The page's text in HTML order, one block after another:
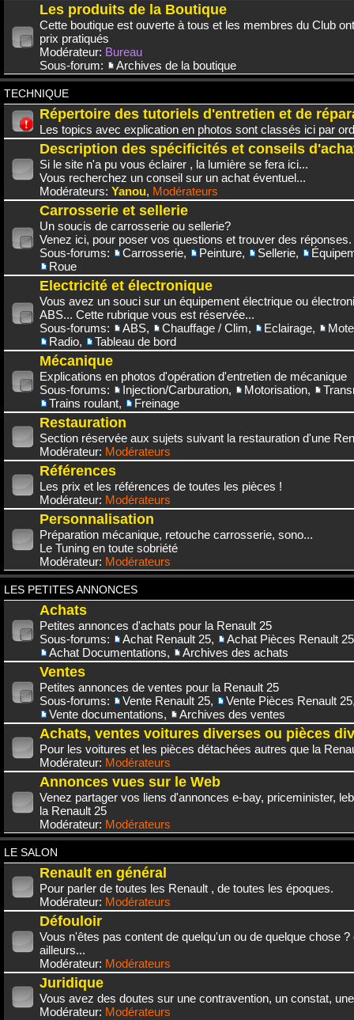
Les produits de la Boutique
Cette boutique est ouverte à tous et les membres du Club
prix pratiqués
Modérateur: Bureau
Sous-forum:
Archives de la boutique
TECHNIQUE
Répertoire des tutoriels d'entretien et de
Les topics avec explication en photos sont classés ici par
Description des spécificités et conseils
Si le site n'a pu vous éclairer , la lumière se fera ici...
Vous recherchez un conseil sur un achat éventuel...
Modérateurs: Yanou, Modérateurs
Carrosserie et sellerie
Un soucis de carrosserie ou sellerie?
Venez ici, pour poser vos questions et trouver des réponses.
Sous-forums:
Carrosserie, Peinture, Sellerie,
Roue
Electricité et électronique
Vous avez un souci sur un équipement électrique ou
ABS... Cette rubrique vous est réservée...
Sous-forums:
ABS, Chauffage / Clim, Eclairage,
Radio, Tableau de bord
Mécanique
Explications en photos d'opération d'entretien de mécanique
Sous-forums:
Injection/Carburation, Motorisation,
Trains roulant, Freinage
Restauration
Section réservée aux sujets suivant la restauration d'une
Modérateur: Modérateurs
Références
Les prix et les références de toutes les pièces !
Modérateur: Modérateurs
Personnalisation
Préparation mécanique, retouche carrosserie, sono...
Le Tuning en toute sobriété
Modérateur: Modérateurs
LES PETITES ANNONCES
Achats
Petites annonces d'achats pour la Renault 25
Sous-forums:
Achat Renault 25,
Achat Pièces Renault 25
Achat Documentations, Archives des achats
Ventes
Petites annonces de ventes pour la Renault 25
Sous-forums:
Vente Renault 25, Vente Pièces Renault 25
Vente documentations, Archives des ventes
Achats, ventes voitures diverses ou pièces
Pour les voitures et les pièces détachées autres que la
Modérateur: Modérateurs
Annonces vues sur le Web
Venez partager vos liens d'annonces e-bay, priceminister,
la Renault 25
Modérateur: Modérateurs
LE SALON
Renault en général
Pour parler de toutes les Renault , de toutes les époques.
Modérateur: Modérateurs
Défouloir
Vous n'êtes pas content de quelqu'un ou de quelque chose
ailleurs...
Modérateur: Modérateurs
Juridique
Vous avez des doutes sur une contravention, un constat,
Modérateur: Modérateurs